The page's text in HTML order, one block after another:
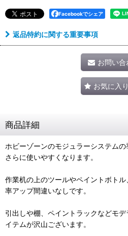
Facebookでシェア
返品特約に関する重要事項
お問い合
お気に入
商品詳細
ホビーゾーンのモジュラーシステム
さらに使いやすくなります。
作業机の上のツールやペイントボト
率アップ間違いなしです。
引出しや棚、ペイントラックなどモ
イテムが沢山ございます。